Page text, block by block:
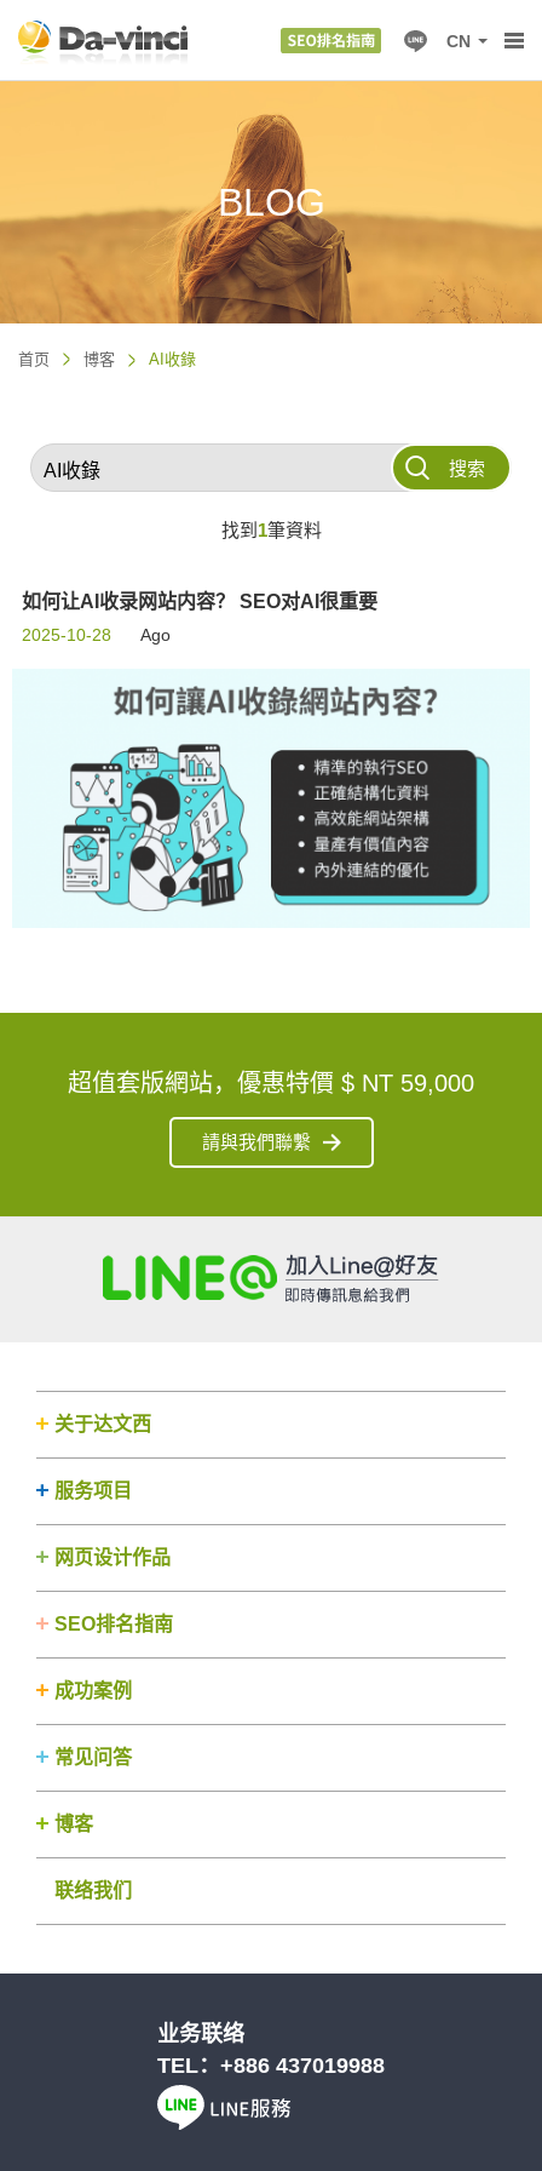
CN
BLOG
首页 博客 AI收錄
搜索
找到 1筆資料
如何让AI收录网站内容？ SEO对AI很重要
2025-10-28 Ago
超值套版網站，優惠特價 $ NT 59,000
請與我們聯繫
关于达文西
服务项目
网页设计作品
SEO排名指南
成功案例
常见问答
博客
联络我们
业务联络
TEL： +886 437019988